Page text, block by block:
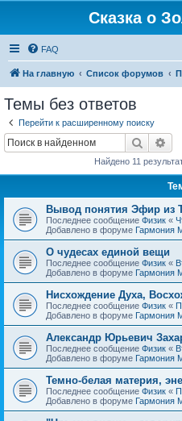
Сказка о
FAQ
На главную Список форумов
Темы без ответов
Перейти к расширенному поиску
Поиск
Найдено 11
Вывод понятия Эфир из
Последнее сообщение Физик «
Добавлено в форуме Гармония
О чудесах единой вещи
Последнее сообщение Физик «
Добавлено в форуме Гармония
Нисхождение Духа,
Последнее сообщение Физик «
Добавлено в форуме Гармония
Александр Юрьевич
Последнее сообщение Физик «
Добавлено в форуме Гармония
Темно-белая материя,
Последнее сообщение Физик «
Добавлено в форуме Гармония